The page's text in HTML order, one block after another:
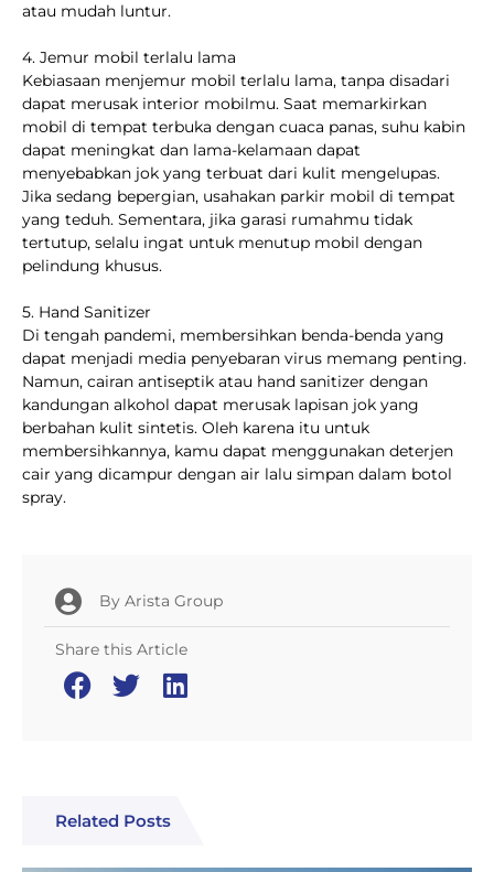
atau mudah luntur.
4. Jemur mobil terlalu lama
Kebiasaan menjemur mobil terlalu lama, tanpa disadari
dapat merusak interior mobilmu. Saat memarkirkan
mobil di tempat terbuka dengan cuaca panas, suhu kabin
dapat meningkat dan lama-kelamaan dapat
menyebabkan jok yang terbuat dari kulit mengelupas.
Jika sedang bepergian, usahakan parkir mobil di tempat
yang teduh. Sementara, jika garasi rumahmu tidak
tertutup, selalu ingat untuk menutup mobil dengan
pelindung khusus.
5. Hand Sanitizer
Di tengah pandemi, membersihkan benda-benda yang
dapat menjadi media penyebaran virus memang penting.
Namun, cairan antiseptik atau hand sanitizer dengan
kandungan alkohol dapat merusak lapisan jok yang
berbahan kulit sintetis. Oleh karena itu untuk
membersihkannya, kamu dapat menggunakan deterjen
cair yang dicampur dengan air lalu simpan dalam botol
spray.
By Arista Group
Share this Article
Related Posts